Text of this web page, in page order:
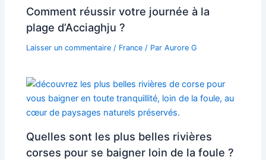
Comment réussir votre journée à la
plage d’Acciaghju ?
Laisser un commentaire / France / ParAurore G
Quelles sont les plus belles rivières
corses pour se baigner loin de la foule ?